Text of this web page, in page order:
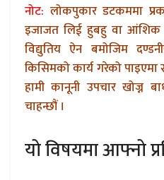
नोट: लोकपुकार डटकममा
इजाजत लिई हुबहु वा आंशिक
विद्युतिय ऐन बमोजिम
किसिमको कार्य गरेको पाइएमा
हामी कानूनी उपचार खोज्न
चाहन्छौं ।
यो विषयमा आफ्नो